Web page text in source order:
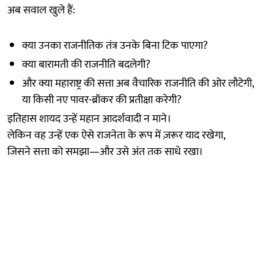
अब सवाल खुले हैं:
क्या उनका राजनीतिक तंत्र उनके बिना टिक पाएगा?
क्या बारामती की राजनीति बदलेगी?
और क्या महाराष्ट्र की सत्ता अब वैचारिक राजनीति की ओर लौटेगी,
या किसी नए पावर-ब्रॉकर की प्रतीक्षा करेगी?
इतिहास शायद उन्हें महान आदर्शवादी न माने।
लेकिन वह उन्हें एक ऐसे राजनेता के रूप में ज़रूर याद रखेगा,
जिसने सत्ता को समझा—और उसे अंत तक साधे रखा।